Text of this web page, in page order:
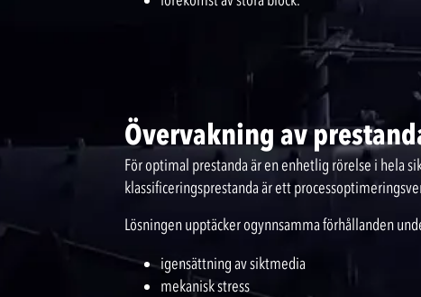
Övervakning av
För optimal prestanda är en enhetlig rörelse i hela
klassificeringsprestanda är ett
Lösningen upptäcker ogynnsamma förhållanden
igensättning av siktmedia
mekanisk stress